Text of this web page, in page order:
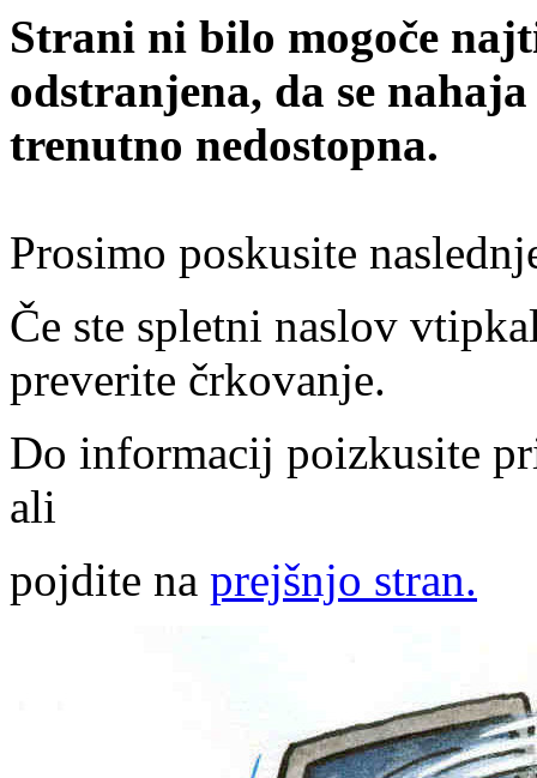
Strani ni bilo mogoče
odstranjena, da se
trenutno nedostopna.
Prosimo poskusite
Če ste spletni naslov
preverite črkovanje.
Do informacij poizkusite
ali
pojdite na prejšnjo stran.